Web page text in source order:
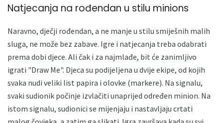
Natjecanja na rođendan u stilu minions
Naravno, dječji rođendan, a ne manje u stilu smiješnih malih
sluga, ne može bez zabave. Igre i natjecanja treba odabrati
prema dobi djece. Ali čak i za najmlađe, bit će zanimljivo
igrati "Draw Me". Djeca su podijeljena u dvije ekipe, od kojih
svaka nudi veliki list papira i olovke (markere). Na signalu,
svaki sudionik počinje izvlačiti unaprijed određen minion. Na
istom signalu, sudionici se mijenjaju i nastavljaju crtati